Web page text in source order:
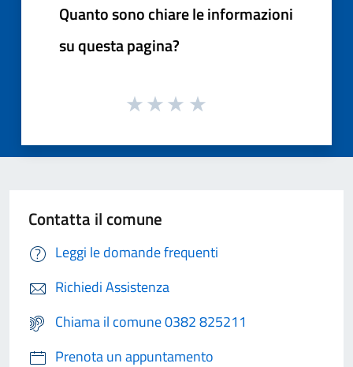
Quanto sono chiare le informazioni
su questa pagina?
Contatta il comune
Leggi le domande frequenti
Richiedi Assistenza
Chiama il comune 0382 825211
Prenota un appuntamento